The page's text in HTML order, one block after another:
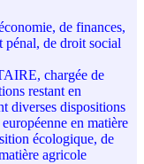
de finances,
pénal, de droit social
chargée de
restant en
diverses dispositions
en matière
écologique, de
agricole